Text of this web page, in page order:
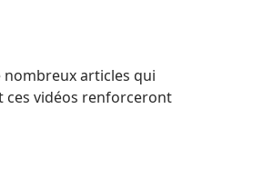
articles qui
ces vidéos renforceront